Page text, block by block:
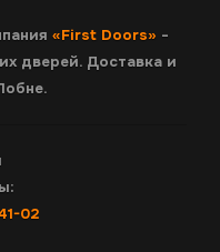
«First Doors» -
дверей. Доставка и
02